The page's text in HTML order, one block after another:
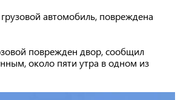
автомобиль, повреждена
поврежден двор, сообщил
около пяти утра в одном из